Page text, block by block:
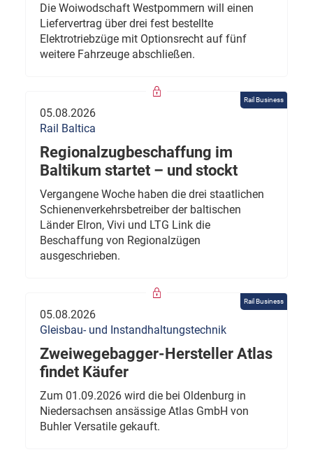
Die Woiwodschaft Westpommern will einen
Liefervertrag über drei fest bestellte
Elektrotriebzüge mit Optionsrecht auf fünf
weitere Fahrzeuge abschließen.
Rail Business
05.08.2026
Rail Baltica
Regionalzugbeschaffung im
Baltikum startet – und stockt
Vergangene Woche haben die drei staatlichen
Schienenverkehrsbetreiber der baltischen
Länder Elron, Vivi und LTG Link die
Beschaffung von Regionalzügen
ausgeschrieben.
Rail Business
05.08.2026
Gleisbau- und Instandhaltungstechnik
Zweiwegebagger-Hersteller Atlas
findet Käufer
Zum 01.09.2026 wird die bei Oldenburg in
Niedersachsen ansässige Atlas GmbH von
Buhler Versatile gekauft.